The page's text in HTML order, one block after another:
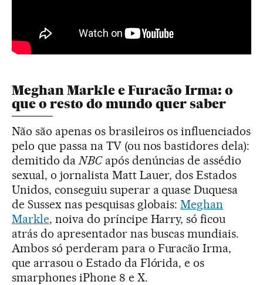
Meghan Markle e Furacão Irma: o
que o resto do mundo quer saber
Não são apenas os brasileiros os influenciados
pelo que passa na TV (ou nos bastidores dela):
demitido daNBCapós denúncias de assédio
sexual, o jornalista Matt Lauer, dos Estados
Unidos, conseguiu superar a quase Duquesa
de Sussex nas pesquisas globais:Meghan
Markle, noiva do príncipe Harry, só ficou
atrás do apresentador nas buscas mundiais.
Ambos só perderam para o Furacão Irma,
que arrasou o Estado da Flórida, e os
smarphones iPhone 8 e X.